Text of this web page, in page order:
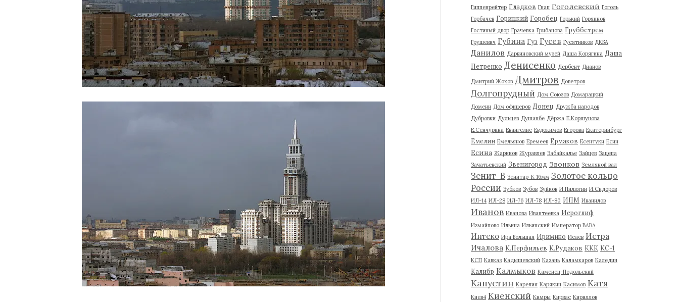
Гиппенрейтер Гладков Гнап Гоголевский Гоголь
Горбачев Горицкий Горобец Горький Горяинов
Гостиный двор Грачевка Грибанова Груббстрем
Грушевич Губина Гуз Гусев Гусятников ДКБА
Данилов Дарвиновский музей Даша Корягина Даша
Петренко Денисенко Дербент Дианов
Дмитрий Жохов Дмитров Доветров
Долгопрудный Дом Союзов Домарацкий
Домени Дом офицеров Донец Дружба народов
Дубровки Дульцев Душанбе Дёржа Е.Коршунова
Е.Сенчурина Евангелие Евдокимов Егорова Екатеринбург
Емелин Емельянов Еремеев Ермаков Есентуки Есин
Есина Жариков Журавлев Забайкалье Зайцев Зацепа
Зачатьевский Звенигород Звонков Земляной вал
Зенит-В Зенитар-К 16мм Золотое кольцо
России Зубков Зубов Зуйков И.Пилюгин И.Сидоров
ИЛ-14 ИЛ-28 ИЛ-76 ИЛ-78 ИЛ-80 ИПМ Иванилов
Иванов Иванова Ивантеевка Иероглиф
Измайлово Ильина Ильинский Император ВАВА
Интеко Ира Большая Иримико Исаев Истра
Ичалова К.Перфильев К.Рудаков ККК КС-1
КСП Кавказ Кадышевский Казань Каламкаров Каледин
Калибр Калмыков Каменец-Подольский
Капустин Карелия Карякин Касимов Катя
Киев4 Киенский Кимры Кирвас Кириллов